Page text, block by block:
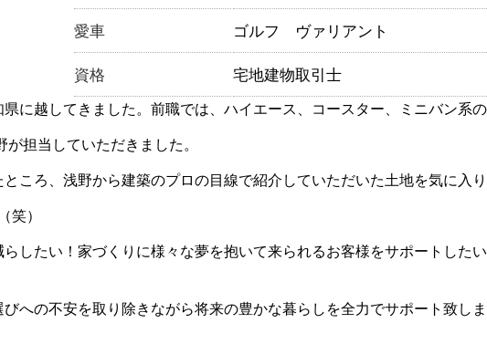
愛車 ゴルフ ヴァリアント
資格 宅地建物取引士
に越してきました。前職では、ハイエース、コースター、ミニバン系
担当していただきました。
ころ、浅野から建築のプロの目線で紹介していただいた土地を気に入
笑）
したい！家づくりに様々な夢を抱いて来られるお客様をサポートした
への不安を取り除きながら将来の豊かな暮らしを全力でサポート致し